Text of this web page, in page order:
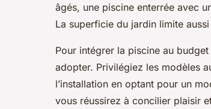
âgés, une piscine enterrée avec
La superficie du jardin limite
Pour intégrer la piscine au
adopter. Privilégiez les modèles
l’installation en optant pour un
vous réussirez à concilier plaisir